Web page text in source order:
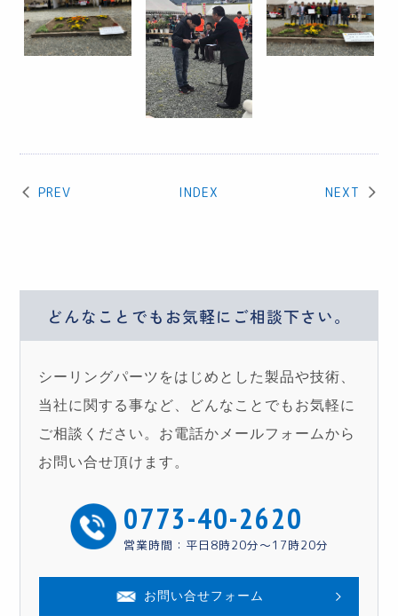
PREV INDEX NEXT
どんなことでもお気軽に ご相談下さい。
シーリングパーツをはじめとした製品や技術、
当社に関する事など、どんなことでもお気軽に
ご相談ください。お電話かメールフォームから
お問い合せ頂けます。
0773-40-2620
営業時間：平日8時20分〜17時20分
お問い合せフォーム